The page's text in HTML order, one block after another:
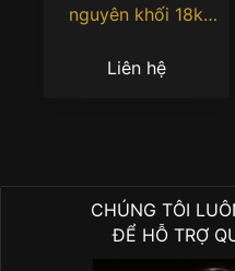
nguyên khối 18k
Liên hệ
CHÚNG TÔI
ĐỂ HỖ TRỢ